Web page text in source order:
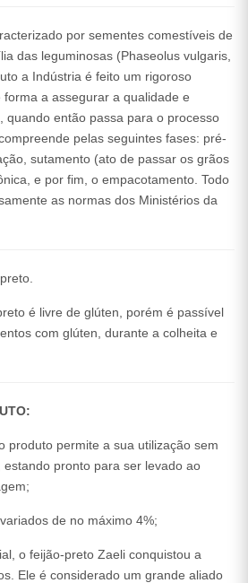
por sementes comestíveis de
das leguminosas (Phaseolus vulgaris,
a Indústria é feito um rigoroso
a assegurar a qualidade e
quando então passa para o processo
pelas seguintes fases: pré-
sutamento (ato de passar os grãos
e por fim, o empacotamento. Todo
as normas dos Ministérios da
é livre de glúten, porém é passível
com glúten, durante a colheita e
produto permite a sua utilização sem
estando pronto para ser levado ao
de no máximo 4%;
o feijão-preto Zaeli conquistou a
Ele é considerado um grande aliado